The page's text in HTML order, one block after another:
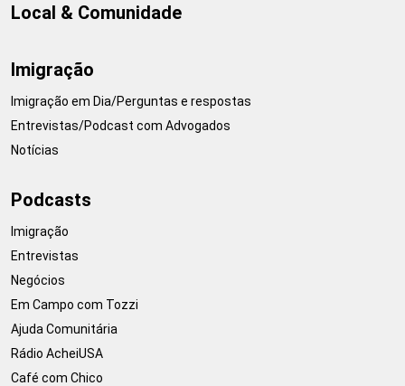
Local & Comunidade
Imigração
Imigração em Dia/Perguntas e respostas
Entrevistas/Podcast com Advogados
Notícias
Podcasts
Imigração
Entrevistas
Negócios
Em Campo com Tozzi
Ajuda Comunitária
Rádio AcheiUSA
Café com Chico